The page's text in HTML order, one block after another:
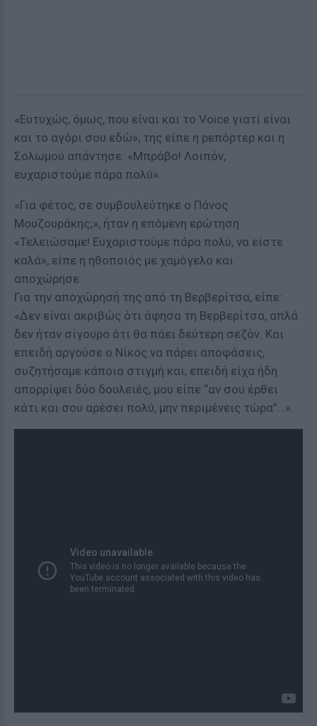
«Ευτυχώς, όμως, που είναι και το Voice γιατί είναι
και το αγόρι σου εδώ», της είπε η ρεπόρτερ και η
Σολωμού απάντησε: «Μπράβο! Λοιπόν,
ευχαριστούμε πάρα πολύ».
«Για φέτος, σε συμβουλεύτηκε ο Πάνος
Μουζουράκης;», ήταν η επόμενη ερώτηση.
«Τελειώσαμε! Ευχαριστούμε πάρα πολύ, να είστε
καλά», είπε η ηθοποιός με χαμόγελο και
αποχώρησε.
Για την αποχώρησή της από τη Βερβερίτσα, είπε:
«Δεν είναι ακριβώς ότι άφησα τη Βερβερίτσα, απλά
δεν ήταν σίγουρο ότι θα πάει δεύτερη σεζόν. Και
επειδή αργούσε ο Νίκος να πάρει αποφάσεις,
συζητήσαμε κάποια στιγμή και, επειδή είχα ήδη
απορρίψει δύο δουλειές, μου είπε “αν σου έρθει
κάτι και σου αρέσει πολύ, μην περιμένεις τώρα”…».